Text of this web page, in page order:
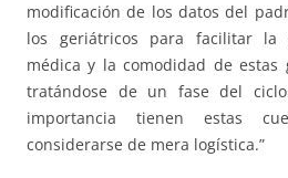
modificación de los datos del
los geriátricos para facilitar la
médica y la comodidad de estas
tratándose de un fase del
importancia tienen estas
considerarse de mera logística.”